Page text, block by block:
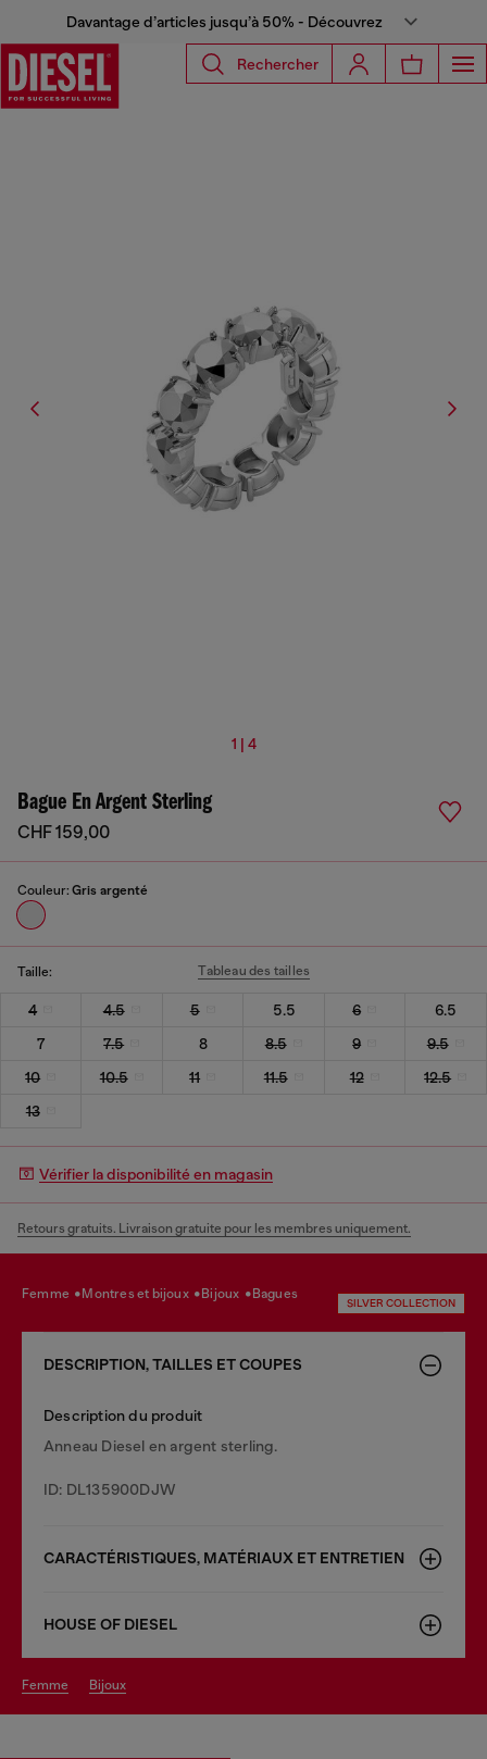
Davantage d’articles jusqu’à 50% - Découvrez
Rechercher
1 | 4
Bague En Argent Sterling
CHF 159,00
Couleur: Gris argenté
Taille: Tableau des tailles
4 4.5 5 5.5 6
6.5
7
7.5 8 8.5 9
9.5
10
10.5 11 11.5 12
12.5
13
Vérifier la disponibilité en magasin
Retours gratuits. Livraison gratuite pour les membres uniquement.
femme montres et bijoux bijoux bagues
SILVER COLLECTION
DESCRIPTION, TAILLES ET COUPES
Description du produit
Anneau Diesel en argent sterling.
ID: DL135900DJW
CARACTÉRISTIQUES, MATÉRIAUX ET ENTRETIEN
HOUSE OF DIESEL
femme bijoux